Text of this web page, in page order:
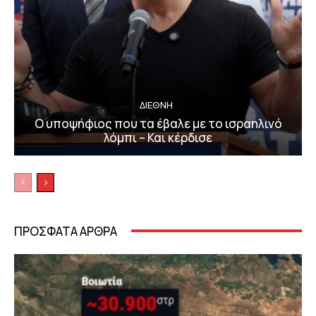
ΔΙΕΘΝΗ
Ο υποψήφιος που τα έβαλε με το ισραηλινό
λόμπι – Και κέρδισε
ΠΡΟΣΦΑΤΑ ΑΡΘΡΑ